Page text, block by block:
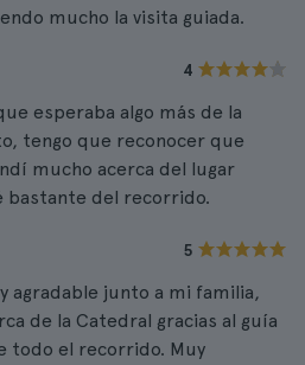
mucho la visita guiada.
4
esperaba algo más de la
tengo que reconocer que
mucho acerca del lugar
bastante del recorrido.
5
agradable junto a mi familia,
de la Catedral gracias al guía
todo el recorrido. Muy